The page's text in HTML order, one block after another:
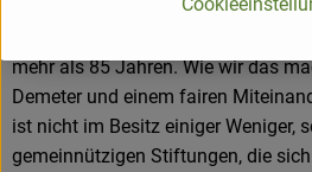
haben: Unsere Kund*innen,
mehr als 85 Jahren. Wie wir das
Demeter und einem fairen
ist nicht im Besitz einiger Weniger,
gemeinnützigen Stiftungen, die